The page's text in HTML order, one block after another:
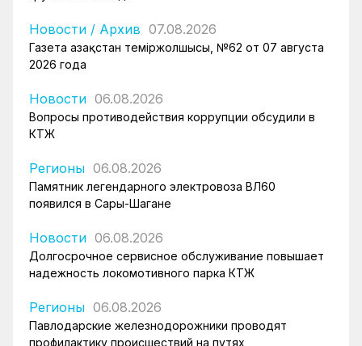
Новости / Архив 07.08.2026
Газета Қазақстан теміржолшысы, №62 от 07 августа
2026 года
Новости 06.08.2026
Вопросы противодействия коррупции обсудили в
КТЖ
Регионы 06.08.2026
Памятник легендарного электровоза ВЛ60
появился в Сары-Шагане
Новости 06.08.2026
Долгосрочное сервисное обслуживание повышает
надежность локомотивного парка КТЖ
Регионы 06.08.2026
Павлодарские железнодорожники проводят
профилактику происшествий на путях